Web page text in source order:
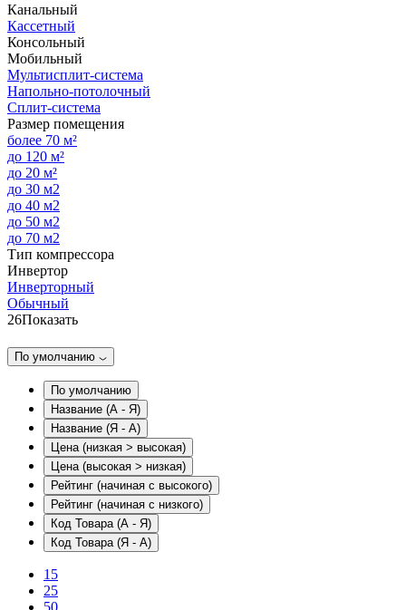
Канальный
Кассетный
Консольный
Мобильный
Мультисплит-система
Напольно-потолочный
Сплит-система
Размер помещения
более 70 м²
до 120 м²
до 20 м²
до 30 м2
до 40 м2
до 50 м2
до 70 м2
Тип компрессора
Инвертор
Инверторный
Обычный
26Показать
По умолчанию
По умолчанию
Название (А - Я)
Название (Я - А)
Цена (низкая > высокая)
Цена (высокая > низкая)
Рейтинг (начиная с высокого)
Рейтинг (начиная с низкого)
Код Товара (А - Я)
Код Товара (Я - А)
15
25